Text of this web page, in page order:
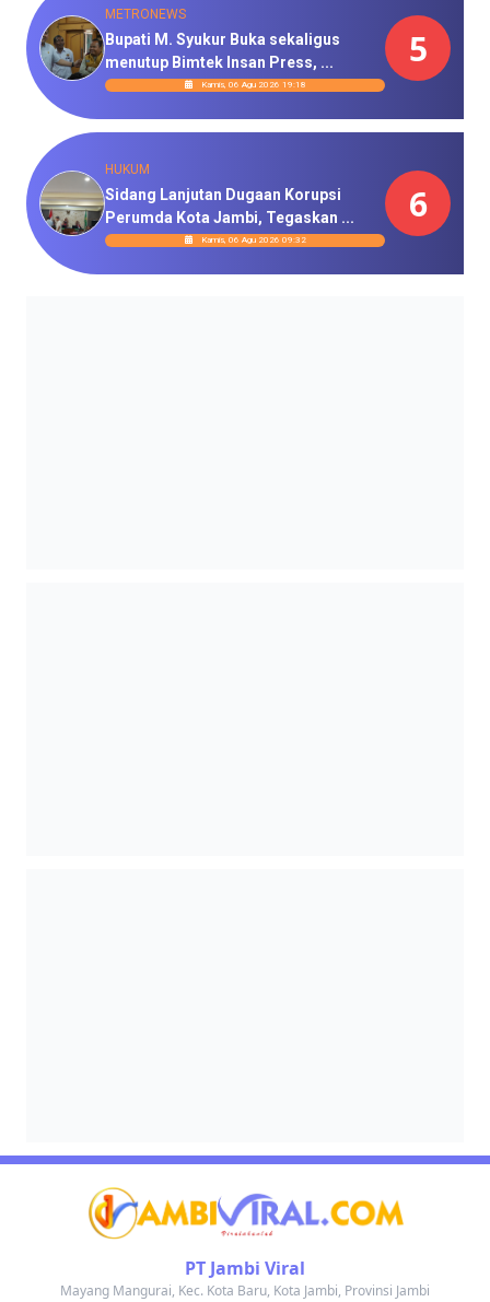
METRONEWS
Bupati M. Syukur Buka sekaligus
menutup Bimtek Insan Press, ...
Kamis, 06 Agu 2026 19:18
5
HUKUM
Sidang Lanjutan Dugaan Korupsi
Perumda Kota Jambi, Tegaskan ...
Kamis, 06 Agu 2026 09:32
6
PT Jambi Viral
Mayang Mangurai, Kec. Kota Baru, Kota Jambi, Provinsi Jambi